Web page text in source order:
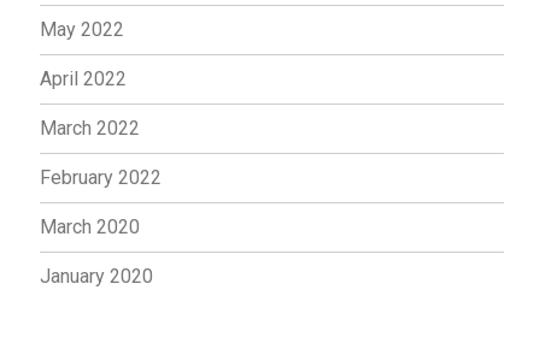
May 2022
April 2022
March 2022
February 2022
March 2020
January 2020